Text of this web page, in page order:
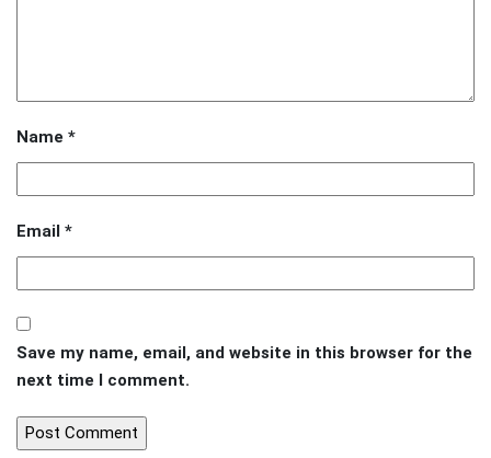
Name *
Email *
Save my name, email, and website in this browser for the
next time I comment.